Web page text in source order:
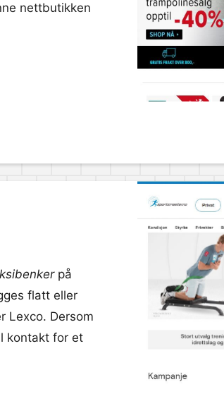
nettbutikken
på
flatt eller
Lexco. Dersom
kontakt for et